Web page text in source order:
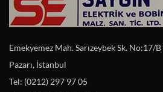
Emekyemez Mah. Sarızeybek Sk.
Pazarı, İstanbul
Tel: (0212) 297 97 05